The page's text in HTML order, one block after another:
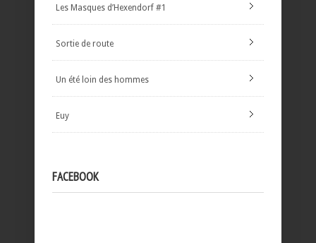
Les Masques d’Hexendorf #1
Sortie de route
Un été loin des hommes
Euy
FACEBOOK